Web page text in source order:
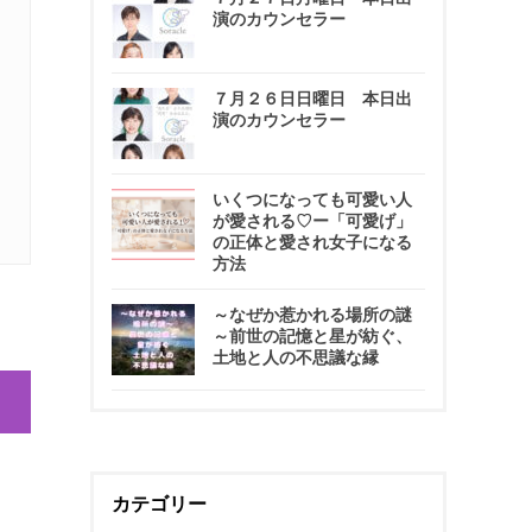
演のカウンセラー
７月２６日日曜日 本日出
演のカウンセラー
いくつになっても可愛い人
が愛される♡ー「可愛げ」
の正体と愛され女子になる
方法
～なぜか惹かれる場所の謎
～前世の記憶と星が紡ぐ、
土地と人の不思議な縁
カテゴリー